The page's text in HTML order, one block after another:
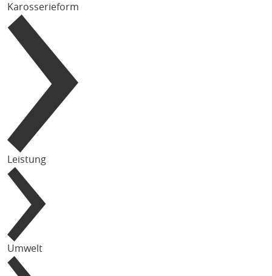
Karosserieform
Leistung
Umwelt